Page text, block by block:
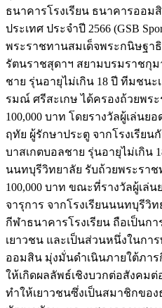
ธนาคารโรงเรียน ธนาคารออม
ประเทศ ประจำปี 2566 (GSB
พระราชทานสมเด็จพระกนิษฐา
รัตนราชสุดาฯ สยามบรมราชกุ
ชาย รุ่นอายุไม่เกิน 18 ปี ทีมชนะ
รมณ์ ศรีสะเกษ ได้ครองถ้วยพร
100,000 บาท โดยรางวัลผู้เล่นย
ฤทัย ผู้รักษาประตู จากโรงเรีย
บาสเกตบอลชาย รุ่นอายุไม่เกิน
นนทบุรีวิทยาลัย รับถ้วยพระรา
100,000 บาท ขณะที่รางวัลผู้เล่
จารุการ จากโรงเรียนนนทบุรีวิ
กีฬาธนาคารโรงเรียน ถือเป็นก
เยาวชน และเป็นส่วนหนึ่งในก
ออมสิน มุ่งมั่นดำเนินภายใต้ภาร
ให้เกิดผลลัพธ์เชิงบวกต่อสังคม
ทำให้เยาวชนซึ่งเป็นสมาชิกขอ